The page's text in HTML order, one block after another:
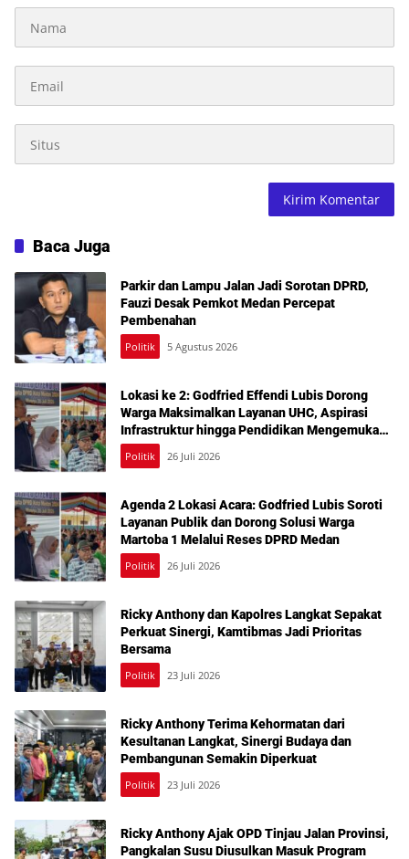
Baca Juga
Parkir dan Lampu Jalan Jadi Sorotan DPRD,
Fauzi Desak Pemkot Medan Percepat
Pembenahan
Politik 5 Agustus 2026
Lokasi ke 2: Godfried Effendi Lubis Dorong
Warga Maksimalkan Layanan UHC, Aspirasi
Infrastruktur hingga Pendidikan Mengemuka
dalam Reses Medan Amplas
Politik 26 Juli 2026
Agenda 2 Lokasi Acara: Godfried Lubis Soroti
Layanan Publik dan Dorong Solusi Warga
Martoba 1 Melalui Reses DPRD Medan
Politik 26 Juli 2026
Ricky Anthony dan Kapolres Langkat Sepakat
Perkuat Sinergi, Kamtibmas Jadi Prioritas
Bersama
Politik 23 Juli 2026
Ricky Anthony Terima Kehormatan dari
Kesultanan Langkat, Sinergi Budaya dan
Pembangunan Semakin Diperkuat
Politik 23 Juli 2026
Ricky Anthony Ajak OPD Tinjau Jalan Provinsi,
Pangkalan Susu Diusulkan Masuk Program